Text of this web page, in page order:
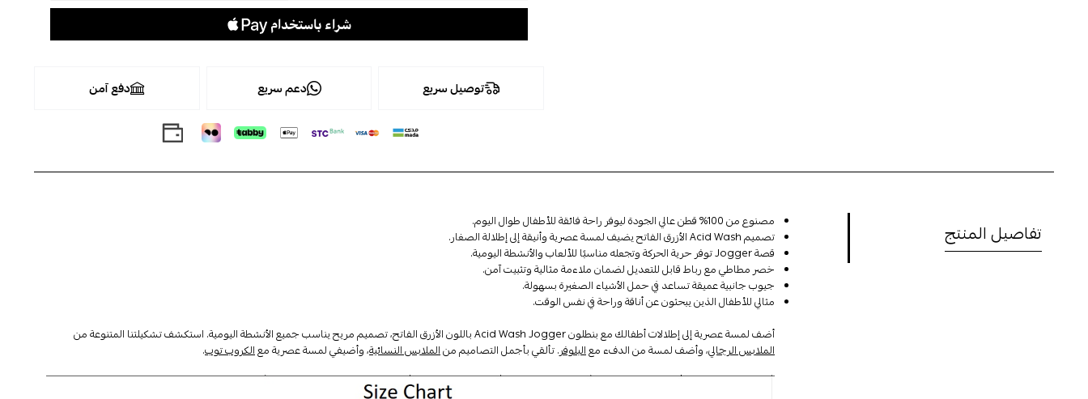
توصيل سريع دعم سريع دفع آمن
تفاصيل المنتج
مصنوع من 100% قطن عالي الجودة ليوفر راحة فائقة للأطفال طوال اليوم.
تصميم Acid Wash الأزرق الفاتح يضيف لمسة عصرية وأنيقة إلى إطلالة الصغار.
قصة Jogger توفر حرية الحركة وتجعله مناسبًا للألعاب والأنشطة اليومية.
خصر مطاطي مع رباط قابل للتعديل لضمان ملاءمة مثالية وتثبيت آمن.
جيوب جانبية عميقة تساعد في حمل الأشياء الصغيرة بسهولة.
مثالي للأطفال الذين يبحثون عن أناقة وراحة في نفس الوقت.
أضف لمسة عصرية إلى إطلالات أطفالك مع بنطلون Acid Wash Jogger باللون الأزرق الفاتح، تصميم مريح يناسب جميع الأنشطة اليومية. استكشف تشكيلتنا المتنوعة من
الملابس الرجالي، وأضف لمسة من الدفء معالبلوفر. تألقي بأجمل التصاميم منالملابس النسائية، وأضيفي لمسة عصرية معالكروب توب.